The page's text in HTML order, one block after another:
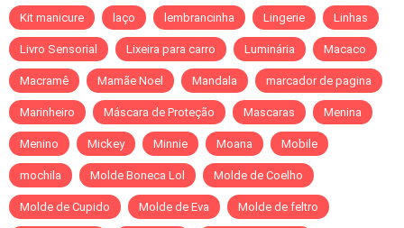
Kit manicure laço lembrancinha Lingerie Linhas
Livro Sensorial Lixeira para carro Luminária Macaco
Macramê Mamãe Noel Mandala marcador de pagina
Marinheiro Máscara de Proteção Mascaras Menina
Menino Mickey Minnie Moana Mobile
mochila Molde Boneca Lol Molde de Coelho
Molde de Cupido Molde de Eva Molde de feltro